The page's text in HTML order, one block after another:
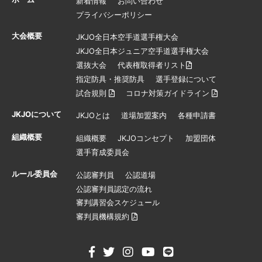
プライバシーポリシー
大会概要
JKJO全日本空手道選手権大会
JKJO全日本ジュニア空手道選手権大会
選抜大会
代表権取得者リスト
指定防具・推奨防具
選手登録について
試合規則
コロナ対策ガイドライン
JKJOについて JKJOとは 道場加盟案内 各種申請書
組織概要 組織概要 JKJOコンセプト
加盟団体
選手育成委員会
ルール委員会 公認審判員
公認道場
公認審判員認定の流れ
審判講習会スケジュール
審判員機構規約